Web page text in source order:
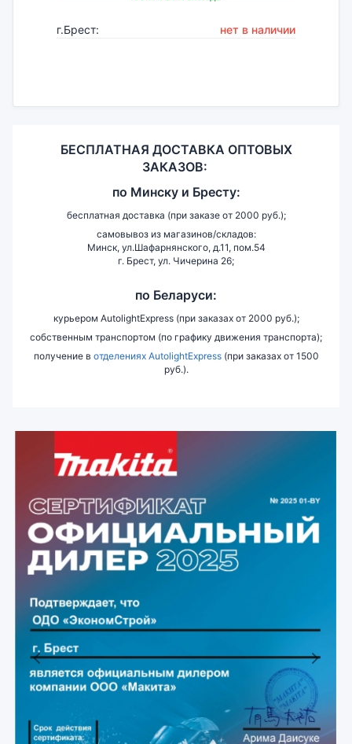
г.Брест: нет в наличии
БЕСПЛАТНАЯ ДОСТАВКА ОПТОВЫХ
ЗАКАЗОВ:
по Минску и Бресту:
бесплатная доставка (при заказе от 2000 руб.);
самовывоз из магазинов/складов:
Минск, ул.Шафарнянского, д.11, пом.54
г. Брест, ул. Чичерина 26;
по Беларуси:
курьером AutolightExpress (при заказах от 2000 руб.);
собственным транспортом (по графику движения транспорта);
получение в отделениях AutolightExpress(при заказах от 1500
руб.).
Previous Next